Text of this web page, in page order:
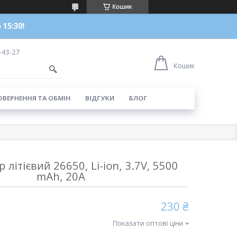
Кошик
27
Кошик
ТА ОБМІН ВІДГУКИ БЛОГ
літієвий 26650, Li-ion, 3.7V, 5500
mAh, 20A
230 ₴
Показати оптові ціни